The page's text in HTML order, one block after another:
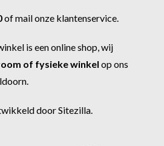
ofmail onze klantenservice
is een online shop, wij
of fysieke winkel op ons
doorSitezilla